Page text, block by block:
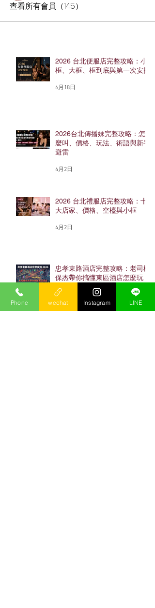
查看所有會員（145）
2026 台北便服店完整攻略：小
框、大框、框到底與第一次安排
6月18日
2026台北傳播妹完整攻略：怎
麼叫、價格、玩法、術語與新手
避雷
4月2日
2026 台北禮服店完整攻略：十
大店家、價格、空檯與小框
4月2日
忠孝東路酒店完整攻略：老司機
保杰帶你搞懂東區酒店怎麼玩
（2026最新）
4月2日
Phone wechat Instagram LINE